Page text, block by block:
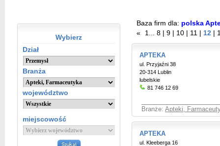
Wybierz
Dział
Branża
województwo
miejscowość
Baza firm dla: polska
«
1... 8 9 10 11 12
APTEKA
ul. Przyjaźni 38
20-314 Lublin
lubelskie
81 746 12 69
Branże: Apteki,
APTEKA
ul. Kleeberga 16